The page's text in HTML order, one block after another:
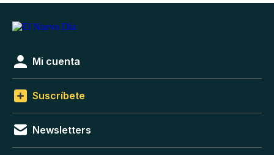
Mi cuenta
Suscríbete
Newsletters